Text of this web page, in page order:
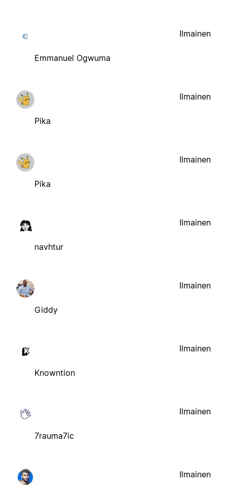
Emmanuel Ogwuma
Ilmainen
Pika
Ilmainen
Pika
Ilmainen
navhtur
Ilmainen
Giddy
Ilmainen
Knowntion
Ilmainen
7rauma7ic
Ilmainen
Ilmainen